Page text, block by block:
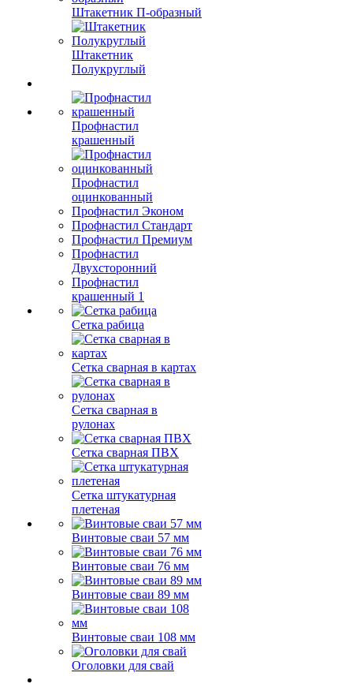
Штакетник П-образный
Штакетник
Полукруглый
Профнастил
крашенный
Профнастил
оцинкованный
Профнастил Эконом
Профнастил Стандарт
Профнастил Премиум
Профнастил
Двухсторонний
Профнастил
крашенный 1
Сетка рабица
Сетка сварная в картах
Сетка сварная в
рулонах
Сетка сварная ПВХ
Сетка штукатурная
плетеная
Винтовые сваи 57 мм
Винтовые сваи 76 мм
Винтовые сваи 89 мм
Винтовые сваи 108 мм
Оголовки для свай